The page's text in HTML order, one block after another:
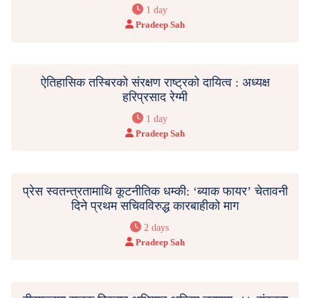
1 day
Pradeep Sah
ऐतिहासिक तस्बिरको संरक्षण राष्ट्रको दायित्व : अध्यक्ष
हरिप्रसाद रेग्मी
1 day
Pradeep Sah
प्रेस स्वतन्त्रतामाथि कूटनीतिक धम्की: ‘ब्याक फायर’ चेतावनी
दिने प्रथम सचिवविरुद्ध कारबाहीको माग
2 days
Pradeep Sah